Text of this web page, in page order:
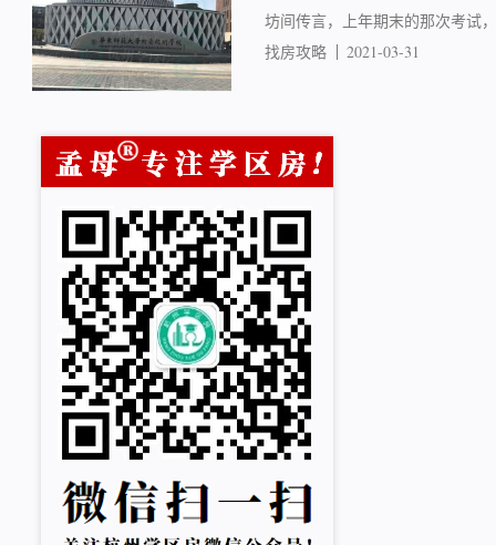
坊间传言，上年期末的那次考试
找房攻略
2021-03-31